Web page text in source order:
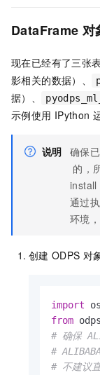
DataFrame 对
现在已经有了三张
影相关的数据）、
据）、
示例使用 IPython
说明 确保
的，
install
通过
环境
创建 ODPS 对
import
from
# 确保
#
# 不建议